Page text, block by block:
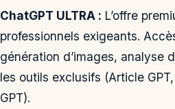
ChatGPT ULTRA : L’offre
professionnels exigeants.
génération d’images, analyse
les outils exclusifs (Article
GPT).